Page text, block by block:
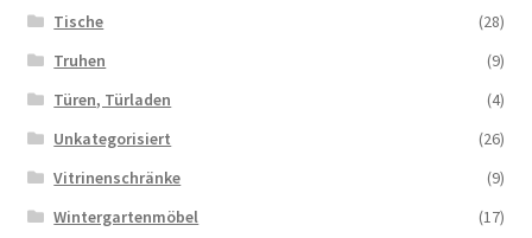
Tische
(28)
Truhen
(9)
Türen, Türladen
(4)
Unkategorisiert
(26)
Vitrinenschränke
(9)
Wintergartenmöbel
(17)